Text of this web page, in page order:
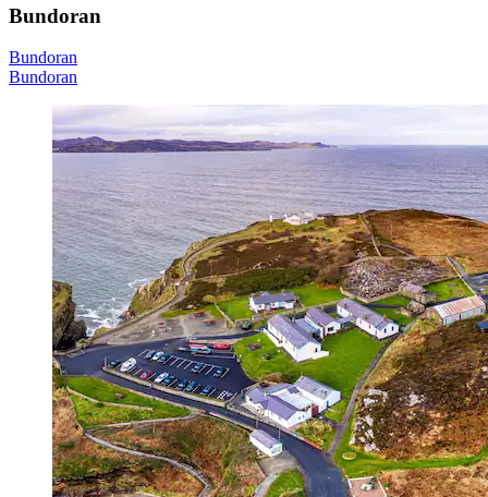
Bundoran
Bundoran
Bundoran